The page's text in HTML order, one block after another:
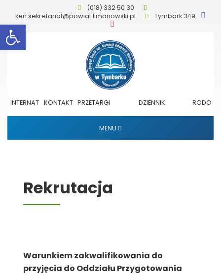
Otwórz pasek narzędzi
(018) 332 50 30
ken.sekretariat@powiat.limanowski.pl
Tymbark 349
INTERNAT KONTAKT PRZETARGI
DZIENNIK
RODO
MENU
Rekrutacja
Warunkiem zakwalifikowania do
przyjęcia do Oddziału Przygotowania